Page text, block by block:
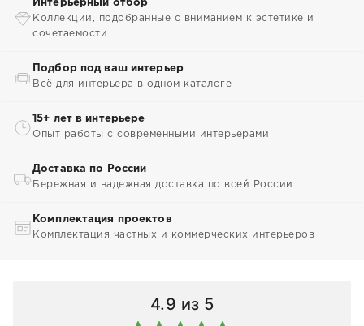
Интерьерный отбор
Коллекции, подобранные с вниманием к эстетике и
сочетаемости
Подбор под ваш интерьер
Всё для интерьера в одном каталоге
15+ лет в интерьере
Опыт работы с современными интерьерами
Доставка по России
Бережная и надежная доставка по всей России
Комплектация проектов
Комплектация частных и коммерческих интерьеров
4.9 из 5